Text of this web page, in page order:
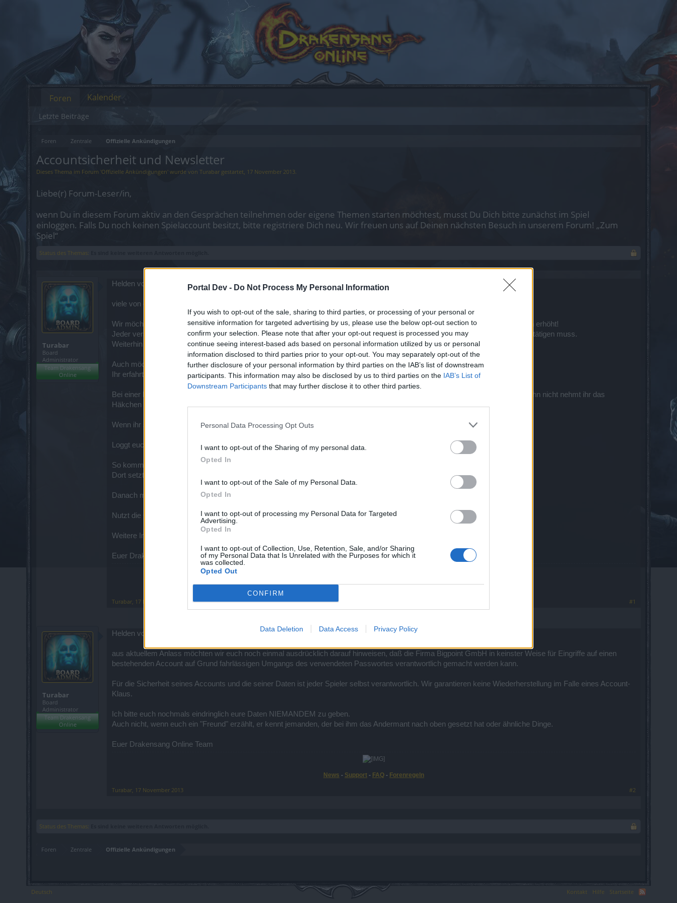
Portal Dev - Do Not Process My Personal Information
If you wish to opt-out of the sale, sharing to third parties, or processing of your personal or
sensitive information for targeted advertising by us, please use the below opt-out section to
confirm your selection. Please note that after your opt-out request is processed you may
continue seeing interest-based ads based on personal information utilized by us or personal
information disclosed to third parties prior to your opt-out. You may separately opt-out of the
further disclosure of your personal information by third parties on the IAB’s list of downstream
participants. This information may also be disclosed by us to third parties on the IAB’s List of
Downstream Participants that may further disclose it to other third parties.
Personal Data Processing Opt Outs
I want to opt-out of the Sharing of my personal data.
Opted In
I want to opt-out of the Sale of my Personal Data.
Opted In
I want to opt-out of processing my Personal Data for Targeted
Advertising.
Opted In
I want to opt-out of Collection, Use, Retention, Sale, and/or Sharing
of my Personal Data that Is Unrelated with the Purposes for which it
was collected.
Opted Out
CONFIRM
Data Deletion Data Access Privacy Policy
Foren Zentrale Offizielle Ankündigungen
Accountsicherheit und Newsletter
Dieses Thema im Forum 'Offizielle Ankündigungen' wurde von Turabar gestartet, 17 November 2013.
Liebe(r) Forum-Leser/in,
wenn Du in diesem Forum aktiv an den Gesprächen teilnehmen oder eigene Themen starten möchtest, musst Du Dich bitte zunächst im Spiel
einloggen. Falls Du noch keinen Spielaccount besitzt, bitte registriere Dich neu. Wir freuen uns auf Deinen nächsten Besuch in unserem Forum! „Zum
Spiel“
Status des Themas:
Turabar
Board
Administrator
Team Drakensang
Online
Helden von Dracania,
viele von euch kennen die Vorteile von bestätigten E-Mail-Adressen, allerdings noch nicht alle.
Wir möchten euch an dieser Stelle nochmal darauf hinweisen, dass eine bestätigte E-Mail-Adresse die Accountsicherheit deutlich erhöht!
Jeder versuchte Accountklau wird somit direkt erkannt, da man eine E-Mail erhält in welcher man die veränderten Daten erst bestätigen muss.
Weiterhin könnt ihr eure Userdaten wie Accountname oder Passwort leicht und schnell ändern.
Auch möchten wir euch hier auf den Newsletter hinweisen, den jeder aktive Drakensang-Held abonniert haben sollte.
Ihr erfahrt im Newsletter immer das Neueste aus Drakensang Online.
Bei einer Neuanmeldung setzt ihr das Häkchen bei Spielinformationen empfangen. Dann erhaltet ihr den Newsletter. Möchtet ihr ihn nicht nehmt ihr das
Häkchen raus.
Wenn ihr schon registriert seid, könnt ihr es natürlich auch nachträglich ändern!
Loggt euch ein und geht dann auf Daten ändern.
So kommt ihr auf die Seite Zugangsdaten ändern.
Dort setzt ihr ein Häkchen bei Spielinformationen empfangen.
Danach müsst ihr nur noch den Captcha Code eingeben und fertig.
Nutzt die Chance die hier geboten wird und beugt Accountklau mit einer bestätigten E-Mail-Adresse vor!
Weitere Informationen zum Thema Accountklau findet ihr
Euer Drakensang Team
News-Support-FAQ-Forenregeln
Turabar, 17 November 2013 #1
Turabar
Board
Administrator
Team Drakensang
Online
Helden von Dracania,
aus aktuellem Anlass möchten wir euch noch einmal ausdrücklich darauf hinweisen, daß die Firma Bigpoint GmbH in keinster Weise für Eingriffe auf einen
bestehenden Account auf Grund fahrlässigen Umgangs des verwendeten Passwortes verantwortlich gemacht werden kann.
Für die Sicherheit seines Accounts und die seiner Daten ist jeder Spieler selbst verantwortlich. Wir garantieren keine Wiederherstellung im Falle eines Account-
Klaus.
Ich bitte euch nochmals eindringlich eure Daten NIEMANDEM zu geben.
Auch nicht, wenn euch ein "Freund" erzählt, er kennt jemanden, der bei ihm das Andermant nach oben gesetzt hat oder ähnliche Dinge.
Euer Drakensang Online Team
News - Support - FAQ - Forenregeln
Turabar, 17 November 2013 #2
Status des Themas:
Foren Zentrale Offizielle Ankündigungen
Foren
Letzte Beiträge
Kalender
Deutsch Kontakt Hilfe
Startseite